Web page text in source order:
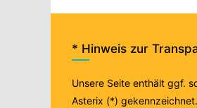
* Hinweis zur
Unsere Seite enthält ggf.
Asterix (*)